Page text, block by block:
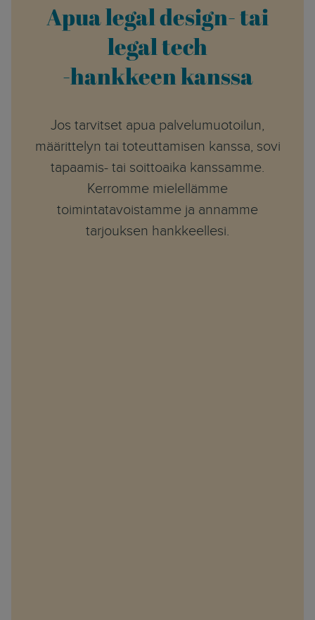
Apua legal design- tai
legal tech
-hankkeen kanssa
Jos tarvitset apua palvelumuotoilun,
määrittelyn tai toteuttamisen kanssa, sovi
tapaamis- tai soittoaika kanssamme.
Kerromme mielellämme
toimintatavoistamme ja annamme
tarjouksen hankkeellesi.